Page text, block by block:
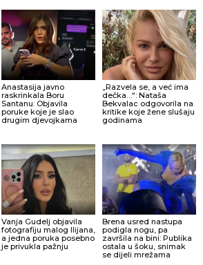
Anastasija javno
raskrinkala Boru
Santanu: Objavila
poruke koje je slao
drugim djevojkama
„Razvela se, a već ima
dečka…“: Nataša
Bekvalac odgovorila na
kritike koje žene slušaju
godinama
Vanja Gudelj objavila
fotografiju malog Ilijana,
a jedna poruka posebno
je privukla pažnju
Brena usred nastupa
podigla nogu, pa
završila na bini: Publika
ostala u šoku, snimak
se dijeli mrežama